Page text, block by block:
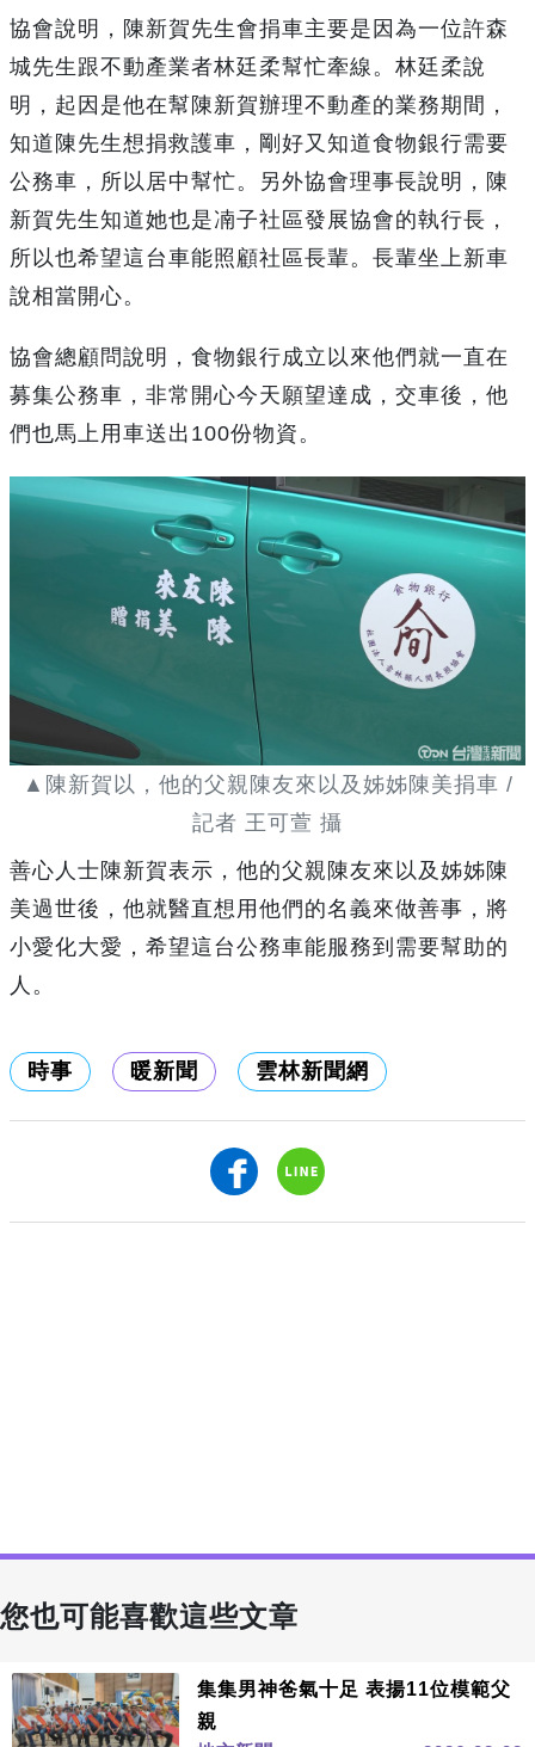
協會說明，陳新賀先生會捐車主要是因為一位許森
城先生跟不動產業者林廷柔幫忙牽線。林廷柔說
明，起因是他在幫陳新賀辦理不動產的業務期間，
知道陳先生想捐救護車，剛好又知道食物銀行需要
公務車，所以居中幫忙。另外協會理事長說明，陳
新賀先生知道她也是㓓子社區發展協會的執行長，
所以也希望這台車能照顧社區長輩。長輩坐上新車
說相當開心。
協會總顧問說明，食物銀行成立以來他們就一直在
募集公務車，非常開心今天願望達成，交車後，他
們也馬上用車送出100份物資。
▲陳新賀以，他的父親陳友來以及姊姊陳美捐車 /
記者 王可萱 攝
善心人士陳新賀表示，他的父親陳友來以及姊姊陳
美過世後，他就醫直想用他們的名義來做善事，將
小愛化大愛，希望這台公務車能服務到需要幫助的
人。
時事 暖新聞 雲林新聞網
您也可能喜歡這些文章
集集男神爸氣十足 表揚11位模範父
親